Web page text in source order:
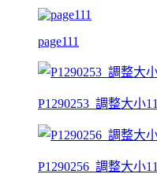
page111
P1290253_調整大小11
P1290256_調整大小11